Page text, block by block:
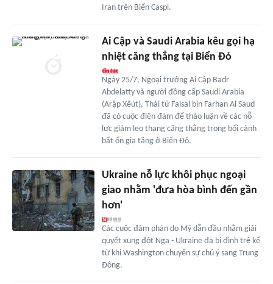
Iran trên Biển Caspi.
Ai Cập và Saudi Arabia kêu gọi hạ
nhiệt căng thẳng tại Biển Đỏ
Ngày 25/7, Ngoại trưởng Ai Cập Badr
Abdelatty và người đồng cấp Saudi Arabia
(Arập Xêút), Thái tử Faisal bin Farhan Al Saud
đã có cuộc điện đàm để thảo luận về các nỗ
lực giảm leo thang căng thẳng trong bối cảnh
bất ổn gia tăng ở Biển Đỏ.
Ukraine nỗ lực khôi phục ngoại
giao nhằm 'đưa hòa bình đến gần
hơn'
Các cuộc đàm phán do Mỹ dẫn đầu nhằm giải
quyết xung đột Nga - Ukraine đã bị đình trệ kể
từ khi Washington chuyển sự chú ý sang Trung
Đông.